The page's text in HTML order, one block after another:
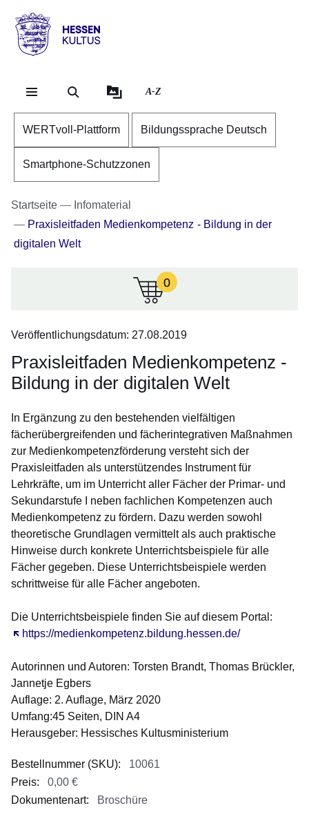
Hessen
Kultus
A-Z
WERTvoll-Plattform Bildungssprache Deutsch
Smartphone-Schutzzonen
Startseite
Infomaterial
Praxisleitfaden Medienkompetenz - Bildung in der
digitalen Welt
0:Zur
keine
in
Ihrem
Veröffentlichungsdatum: 27.08.2019
Praxisleitfaden Medienkompetenz -
Bildung in der digitalen Welt
In Ergänzung zu den bestehenden vielfältigen
fächerübergreifenden und fächerintegrativen Maßnahmen
zur Medienkompetenzförderung versteht sich der
Praxisleitfaden als unterstützendes Instrument für
Lehrkräfte, um im Unterricht aller Fächer der Primar- und
Sekundarstufe I neben fachlichen Kompetenzen auch
Medienkompetenz zu fördern. Dazu werden sowohl
theoretische Grundlagen vermittelt als auch praktische
Hinweise durch konkrete Unterrichtsbeispiele für alle
Fächer gegeben. Diese Unterrichtsbeispiele werden
schrittweise für alle Fächer angeboten.
Die Unterrichtsbeispiele finden Sie auf diesem Portal:
https://medienkompetenz.bildung.hessen.de/
Öffnet sich in einem neuen Fenster
Autorinnen und Autoren: Torsten Brandt, Thomas Brückler,
Jannetje Egbers
Auflage: 2. Auflage, März 2020
Umfang:45 Seiten, DIN A4
Herausgeber: Hessisches Kultusministerium
Bestellnummer (SKU):
10061
Preis:
0,00 €
0,00 €
Dokumentenart: Broschüre